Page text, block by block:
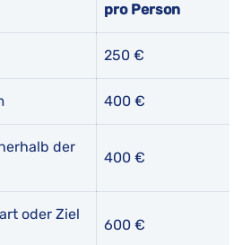
pro Person
250 €
400 €
der
400 €
oder Ziel
600 €